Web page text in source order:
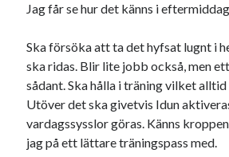
Senaste inläggen
VI TRÄNAR VIDARE!
MYCKET FLUGOR
IDA; dagens hoppning!
HINDERBANA
130 BAND
Jag får se hur det känns i
Ska försöka att ta det hyfsat lugnt i
ska ridas. Blir lite jobb också, men
sådant. Ska hålla i träning vilket
Utöver det ska givetvis Idun
vardagssysslor göras. Känns
jag på ett lättare träningspass med.